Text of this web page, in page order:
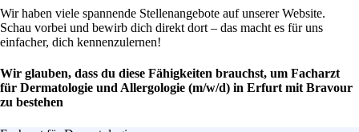
Wir haben viele spannende Stellenangebote auf unserer Website.
Schau vorbei und bewirb dich direkt dort – das macht es für uns
einfacher, dich kennenzulernen!
Wir glauben, dass du diese Fähigkeiten brauchst, um Facharzt
für Dermatologie und Allergologie (m/w/d) in Erfurt mit Bravour
zu bestehen